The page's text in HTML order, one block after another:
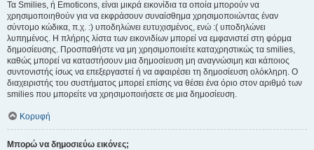
Τα Smilies, ή Emoticons, είναι μικρά εικονίδια τα οποία μπορούν να
χρησιμοποιηθούν για να εκφράσουν συναίσθημα χρησιμοποιώντας έναν
σύντομο κώδικα, π.χ. :) υποδηλώνει ευτυχισμένος, ενώ :( υποδηλώνει
λυπημένος. Η πλήρης λίστα των εικονιδίων μπορεί να εμφανιστεί στη φόρμα
δημοσίευσης. Προσπαθήστε να μη χρησιμοποιείτε καταχρηστικώς τα smilies,
καθώς μπορεί να καταστήσουν μια δημοσίευση μη αναγνώσιμη και κάποιος
συντονιστής ίσως να επεξεργαστεί ή να αφαιρέσει τη δημοσίευση ολόκληρη. Ο
διαχειριστής του συστήματος μπορεί επίσης να θέσει ένα όριο στον αριθμό των
smilies που μπορείτε να χρησιμοποιήσετε σε μια δημοσίευση.
Κορυφή
Μπορώ να δημοσιεύω εικόνες;